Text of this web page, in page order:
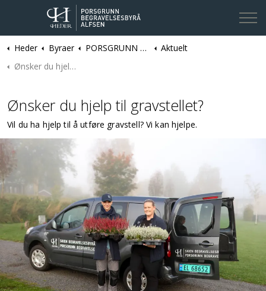
Kontakt oss
Heder Byraer PORSGRUNN | Porsgrunn Begravelsesbyrå Alfsen
Aktuelt
Ønsker du hjelp til gravstellet?
Ønsker du hjelp til gravstellet?
Vil du ha hjelp til å utføre gravstell? Vi kan hjelpe.